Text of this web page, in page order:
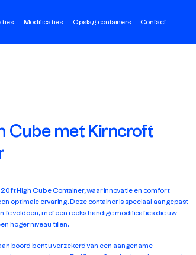
Modificaties Opslag containers Contact
Cube met Kirncroft
High Cube Container, waar innovatie en comfort
optimale ervaring. Deze container is speciaal aangepast
te voldoen, met een reeks handige modificaties die uw
hoger niveau tillen.
boord bent u verzekerd van een aangename